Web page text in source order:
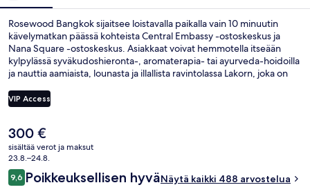
Rosewood Bangkok sijaitsee loistavalla paikalla vain 10 minuutin
kävelymatkan päässä kohteista Central Embassy -ostoskeskus ja
Nana Square -ostoskeskus. Asiakkaat voivat hemmotella itseään
kylpylässä syväkudoshieronta-, aromaterapia- tai ayurveda-hoidoilla
ja nauttia aamiaista, lounasta ja illallista ravintolassa Lakorn, joka on
eurooppalainen keittiö. Muihin tämän luksusluokan hotellin
palveluihin kuuluu ulkouima-allas, baari/aulabaari ja ympäri
majoituspaikan avuliaasta henkilökunnasta ja ensiluokkaisesta
kunnosta. Julkisen liikenteen yhteydet sijaitsevat vain lyhyen
kävelymatkan päässä: Ploenchitin BTS-asema sijaitsee vain
muutaman askeleen päässä ja Nanan BTS-asema 9 minuutin
kävelymatkan päässä.
VIP Access
Nykyinen
hinta
on
300 €
300 €
sisältää verot ja maksut
23.8.–24.8.
Arvostelut
9,69,6 kautta 10.
Poikkeuksellisen hyväNäytä kaikki 488 arvostelua